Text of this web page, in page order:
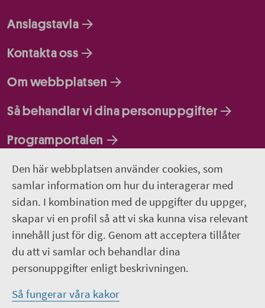
Den här webbplatsen använder cookies, som
samlar information om hur du interagerar med
sidan. I kombination med de uppgifter du uppger,
skapar vi en profil så att vi ska kunna visa relevant
innehåll just för dig. Genom att acceptera tillåter
du att vi samlar och behandlar dina
personuppgifter enligt beskrivningen.
Så fungerar våra kakor
Anslagstavla
Kontakta oss
Om webbplatsen
Så behandlar vi dina personuppgifter
Programportalen
Följ oss
Lediga jobb
Pressrum
Facebook
Jobba hos oss - Facebook